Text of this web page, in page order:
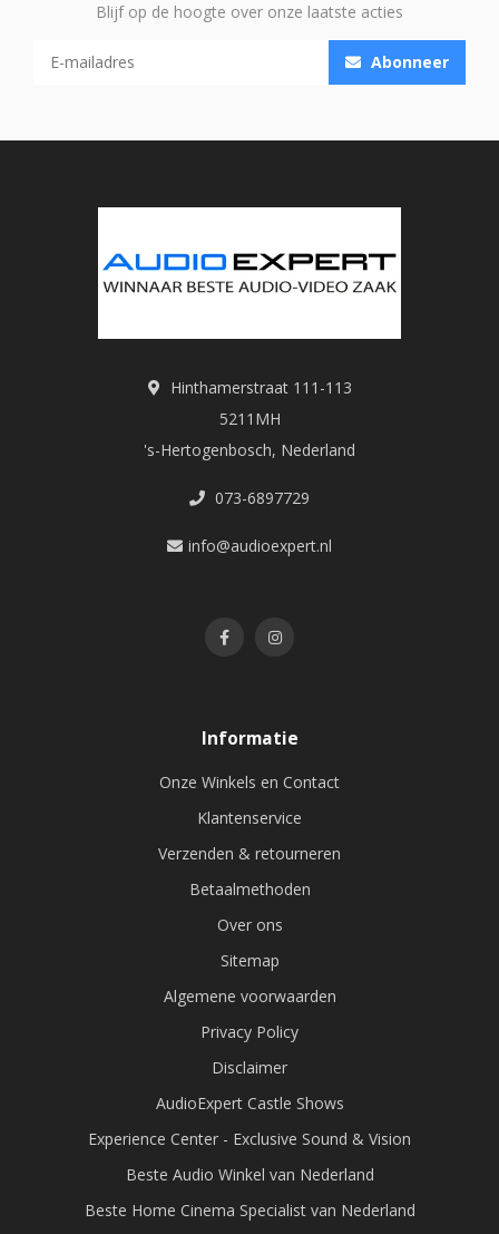
Blijf op de hoogte over onze laatste acties
Abonneer
Hinthamerstraat 111-113
5211MH
's-Hertogenbosch, Nederland
073-6897729
info@audioexpert.nl
Informatie
Onze Winkels en Contact
Klantenservice
Verzenden & retourneren
Betaalmethoden
Over ons
Sitemap
Algemene voorwaarden
Privacy Policy
Disclaimer
AudioExpert Castle Shows
Experience Center - Exclusive Sound & Vision
Beste Audio Winkel van Nederland
Beste Home Cinema Specialist van Nederland